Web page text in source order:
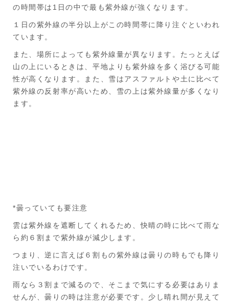
の時間帯は1日の中で最も紫外線が強くなります。
１日の紫外線の半分以上がこの時間帯に降り注ぐといわれ
ています。
また、場所によっても紫外線量が異なります。たっとえば
山の上にいるときは、平地よりも紫外線を多く浴びる可能
性が高くなります。また、雪はアスファルトや土に比べて
紫外線の反射率が高いため、雪の上は紫外線量が多くなり
ます。
*曇っていても要注意
雲は紫外線を遮断してくれるため、快晴の時に比べて雨な
ら約６割まで紫外線が減少します。
つまり、逆に言えば６割もの紫外線は曇りの時もでも降り
注いでいるわけです。
雨なら３割まで減るので、そこまで気にする必要はありま
せんが、曇りの時は注意が必要です。少し晴れ間が見えて